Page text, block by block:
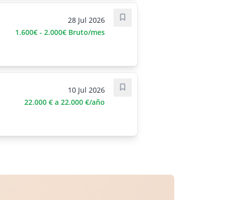
28 Jul 2026
1.600€ - 2.000€ Bruto/mes
Guardar oferta
10 Jul 2026
22.000 € a 22.000 €/año
Guardar oferta